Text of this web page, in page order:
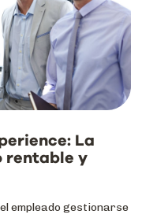
La
rentable y
empleado gestionarse